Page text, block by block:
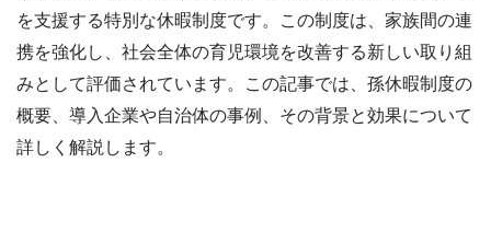
を支援する特別な休暇制度です。この制度は、家族間の連
携を強化し、社会全体の育児環境を改善する新しい取り組
みとして評価されています。この記事では、孫休暇制度の
概要、導入企業や自治体の事例、その背景と効果について
詳しく解説します。